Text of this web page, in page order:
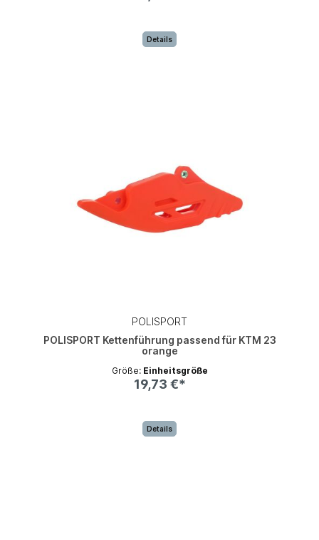
Details
POLISPORT
POLISPORT Kettenführung passend für KTM 23
orange
Größe: Einheitsgröße
19,73 €*
Details